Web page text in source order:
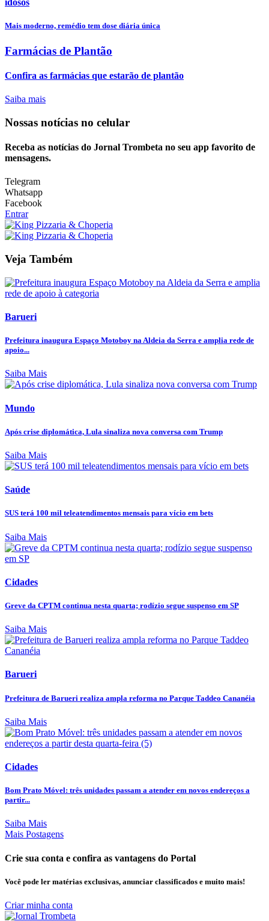
idosos
Mais moderno, remédio tem dose diária única
Farmácias de Plantão
Confira as farmácias que estarão de plantão
Saiba mais
Nossas notícias no celular
Receba as notícias do Jornal Trombeta no seu app favorito de
mensagens.
Telegram
Whatsapp
Facebook
Entrar
Veja Também
Barueri
Prefeitura inaugura Espaço Motoboy na Aldeia da Serra e amplia rede de
apoio...
Saiba Mais
Mundo
Após crise diplomática, Lula sinaliza nova conversa com Trump
Saiba Mais
Saúde
SUS terá 100 mil teleatendimentos mensais para vício em bets
Saiba Mais
Cidades
Greve da CPTM continua nesta quarta; rodízio segue suspenso em SP
Saiba Mais
Barueri
Prefeitura de Barueri realiza ampla reforma no Parque Taddeo Cananéia
Saiba Mais
Cidades
Bom Prato Móvel: três unidades passam a atender em novos endereços a
partir...
Saiba Mais
Mais Postagens
Crie sua conta e confira as vantagens do Portal
Você pode ler matérias exclusivas, anunciar classificados e muito mais!
Criar minha conta